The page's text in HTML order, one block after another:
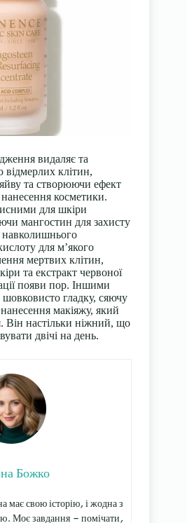
видаляє та
відмерлих клітин,
та створюючи ефект
косметики.
для шкіри
мангостин для захисту
для м’якого
мертвих клітин,
та екстракт червоної
появи пор. Іншими
гладку, сяючу
макіяжу, який
Він настільки ніжний, що
двічі на день.
Божко
свою історію, і жодна з
Моє завдання — помічати,